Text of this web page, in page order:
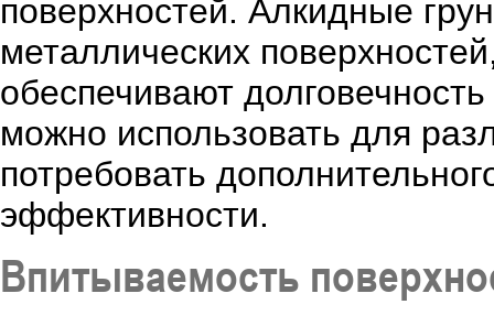
поверхностей. Алкидные
металлических
обеспечивают
можно использовать для
потребовать
эффективности.
Впитываемость